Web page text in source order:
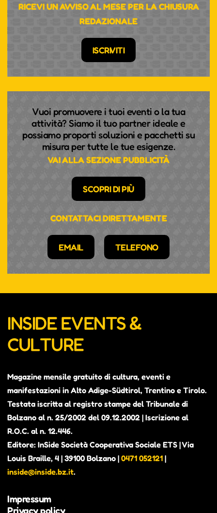
RICEVI UN AVVISO AL MESE PER LA CHIUSURA
REDAZIONALE
ISCRIVITI
Vuoi promuovere i tuoi eventi o la tua
attività? Siamo il tuo partner ideale e
possiamo proporti soluzioni e pacchetti su
misura per tutte le tue esigenze.
VAI ALLA SEZIONE PUBBLICITÀ
SCOPRI DI PIÙ
CONTATTACI DIRETTAMENTE
EMAIL TELEFONO
INSIDE EVENTS &
CULTURE
Magazine mensile gratuito di cultura, eventi e
manifestazioni in Alto Adige-Südtirol, Trentino e Tirolo.
Testata iscritta al registro stampe del Tribunale di
Bolzano al n. 25/2002 del 09.12.2002 | Iscrizione al
R.O.C. al n. 12.446.
Editore: InSide Società Cooperativa Sociale ETS | Via
Louis Braille, 4 | 39100 Bolzano | 0471 052121 |
inside@inside.bz.it.
Impressum